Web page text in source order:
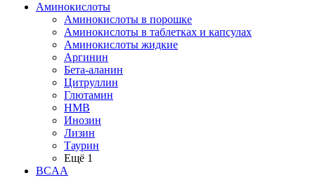
Аминокислоты
Аминокислоты в порошке
Аминокислоты в таблетках и капсулах
Аминокислоты жидкие
Аргинин
Бета-аланин
Цитруллин
Глютамин
HMB
Инозин
Лизин
Таурин
Ещё 1
BCAA